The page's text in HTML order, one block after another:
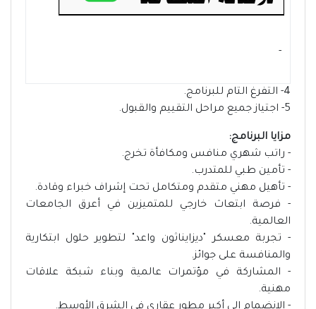
- ‏
4- التفرغ التام للبرنامج.
5- اجتياز جميع مراحل التقييم والقبول.
مزايا البرنامج:
- راتب شهري منافس ومكافأة تخرج.
- تأمين طبي للمتدرب.
- تأهيل مهني متقدم ومتكامل تحت إشراف خبراء وقادة.
- فرصة ابتعاث خارجي للمتميزين في أعرق الجامعات
العالمية.
- تجربة معسكر "ديزايناثون واعد" لتطوير حلول ابتكارية
والمنافسة على جوائز.
- المشاركة في مؤتمرات عالمية وبناء شبكة علاقات
مهنية.